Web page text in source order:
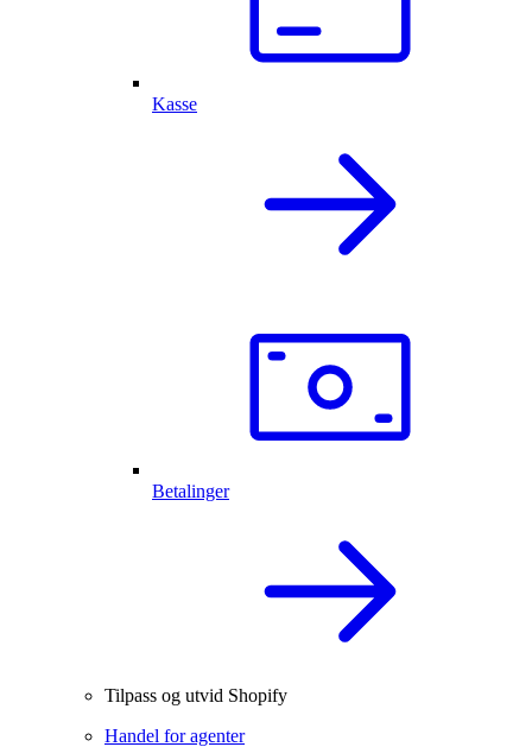
Kasse
Betalinger
Tilpass og utvid Shopify
Handel for agenter